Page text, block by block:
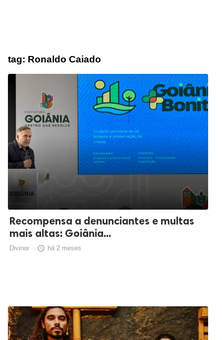
tag: Ronaldo Caiado
Recompensa a denunciantes e multas
mais altas: Goiânia...
Divinor  há 2 meses